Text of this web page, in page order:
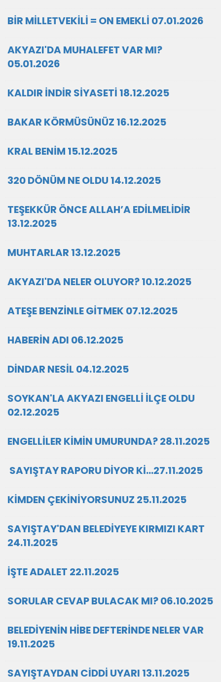
BİR MİLLETVEKİLİ = ON EMEKLİ 07.01.2026
AKYAZI'DA MUHALEFET VAR MI?
05.01.2026
KALDIR İNDİR SİYASETİ 18.12.2025
BAKAR KÖRMÜSÜNÜZ 16.12.2025
KRAL BENİM 15.12.2025
320 DÖNÜM NE OLDU 14.12.2025
TEŞEKKÜR ÖNCE ALLAH’A EDİLMELİDİR
13.12.2025
MUHTARLAR 13.12.2025
AKYAZI'DA NELER OLUYOR? 10.12.2025
ATEŞE BENZİNLE GİTMEK 07.12.2025
HABERİN ADI 06.12.2025
DİNDAR NESİL 04.12.2025
SOYKAN'LA AKYAZI ENGELLİ İLÇE OLDU
02.12.2025
ENGELLİLER KİMİN UMURUNDA? 28.11.2025
SAYIŞTAY RAPORU DİYOR Kİ…27.11.2025
KİMDEN ÇEKİNİYORSUNUZ 25.11.2025
SAYIŞTAY'DAN BELEDİYEYE KIRMIZI KART
24.11.2025
İŞTE ADALET 22.11.2025
SORULAR CEVAP BULACAK MI? 06.10.2025
BELEDİYENİN HİBE DEFTERİNDE NELER VAR
19.11.2025
SAYIŞTAYDAN CİDDİ UYARI 13.11.2025